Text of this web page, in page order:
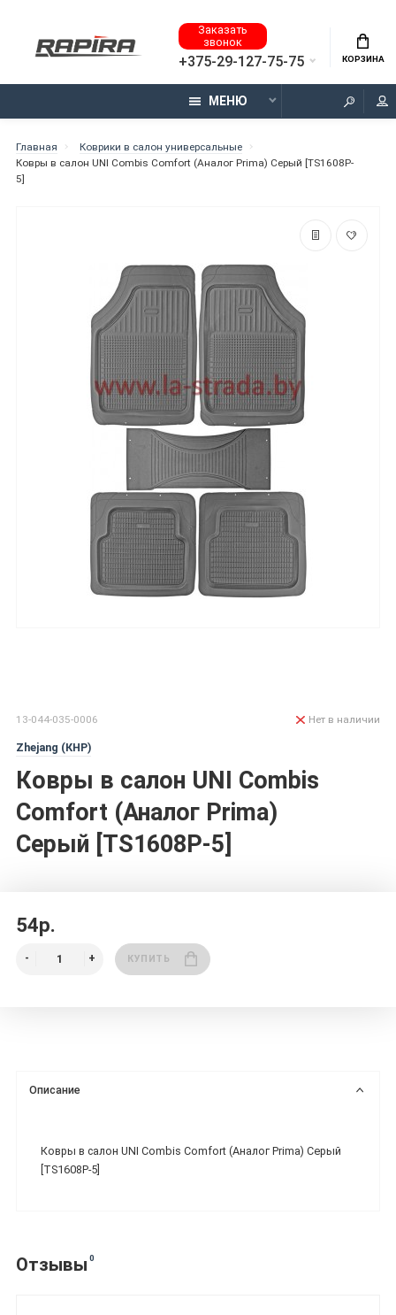
Заказать
звонок
+375-29-127-75-75 КОРЗИНА
МЕНЮ
Главная
Коврики в салон универсальные
Ковры в салон UNI Combis Comfort (Аналог Prima) Серый [TS1608P-
5]
13-044-035-0006
Zhejang (КНР)
Ковры в салон UNI Combis
Comfort (Аналог Prima)
Серый [TS1608P-5]
Нет в наличии
54р.
КУПИТЬ
Описание
Ковры в салон UNI Combis Comfort (Аналог Prima) Серый
[TS1608P-5]
Отзывы 0